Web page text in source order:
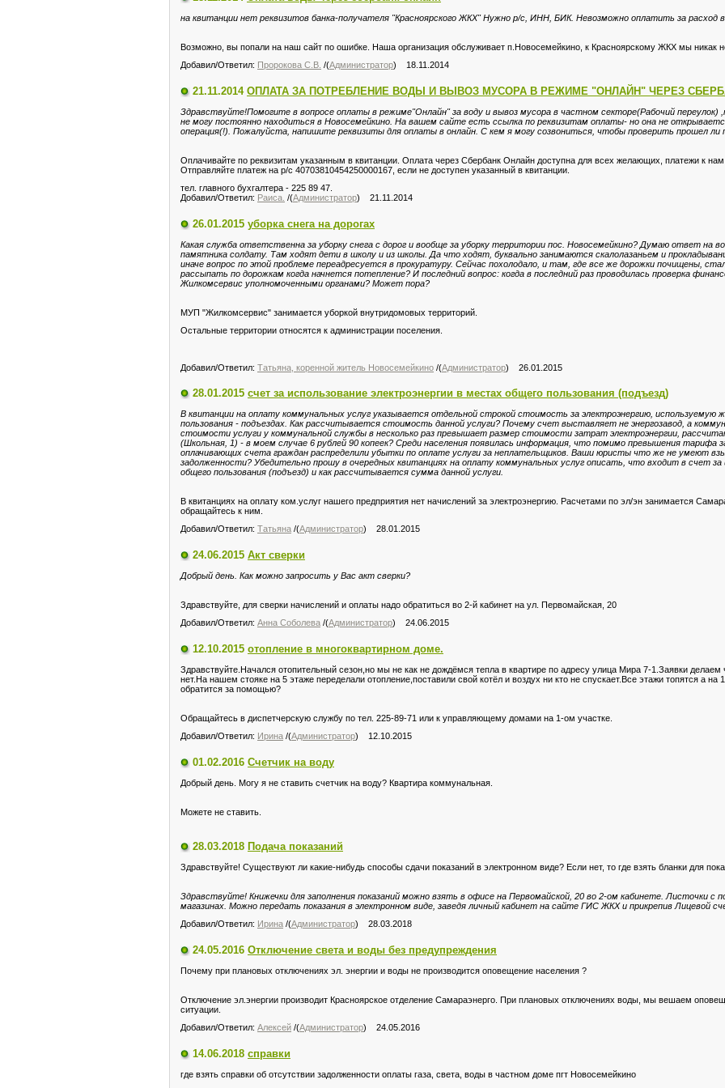
на квитанции нет реквизитов банка-получателя "Красноярского ЖКХ" Нужно р/с, ИНН, БИК. Невозможно оплатить за расход
Возможно, вы попали на наш сайт по ошибке. Наша организация обслуживает п.Новосемейкино, к Красноярскому ЖКХ мы никак
Добавил/Ответил: Пророкова С.В. /(Администратор) 18.11.2014
21.11.2014 ОПЛАТА ЗА ПОТРЕБЛЕНИЕ ВОДЫ И ВЫВОЗ МУСОРА В РЕЖИМЕ "ОНЛАЙН" ЧЕРЕЗ
Здравствуйте!Помогите в вопросе оплаты в режиме"Онлайн" за воду и вывоз мусора в частном секторе(Рабочий переулок)
не могу постоянно находиться в Новосемейкино. На вашем сайте есть ссылка по реквизитам оплаты- но она не
операция(!). Пожалуйста, напишите реквизиты для оплаты в онлайн. С кем я могу созвониться, чтобы проверить прошел
Оплачивайте по реквизитам указанным в квитанции. Оплата через Сбербанк Онлайн доступна для всех желающих, платежи к нам
Отправляйте платеж на р/с 40703810454250000167, если не доступен указанный в квитанции.
тел. главного бухгалтера - 225 89 47.
Добавил/Ответил: Раиса. /(Администратор) 21.11.2014
26.01.2015 уборка снега на дорогах
Какая служба ответственна за уборку снега с дорог и вообще за уборку территории пос. Новосемейкино? Думаю ответ на
памятника солдату. Там ходят дети в школу и из школы. Да что ходят, буквально занимаются скалолазаньем и
иначе вопрос по этой проблеме переадресуется в прокуратуру. Сейчас похолодало, и там, где все же дорожки почищены,
рассыпать по дорожкам когда начнется потепление? И последний вопрос: когда в последний раз проводилась проверка
Жилкомсервис уполномоченными органами? Может пора?
МУП "Жилкомсервис" занимается уборкой внутридомовых территорий.
Остальные территории относятся к администрации поселения.
Добавил/Ответил: Татьяна, коренной житель Новосемейкино /(Администратор) 26.01.2015
28.01.2015 счет за использование электроэнергии в местах общего пользования (подъезд)
В квитанции на оплату коммунальных услуг указывается отдельной строкой стоимость за электроэнергию, используемую
пользования - подъездах. Как рассчитывается стоимость данной услуги? Почему счет выставляет не энергозавод, а
стоимости услуги у коммунальной службы в несколько раз превышает размер стоимости затрат электроэнергии,
(Школьная, 1) - в моем случае 6 рублей 90 копеек? Среди населения появилась информация, что помимо превышения тарифа
оплачивающих счета граждан распределили убытки по оплате услуги за неплательщиков. Ваши юристы что же не умеют
задолженности? Убедительно прошу в очередных квитанциях на оплату коммунальных услуг описать, что входит в счет за
общего пользования (подъезд) и как рассчитывается сумма данной услуги.
В квитанциях на оплату ком.услуг нашего предприятия нет начислений за электроэнергию. Расчетами по эл/эн занимается
обращайтесь к ним.
Добавил/Ответил: Татьяна /(Администратор) 28.01.2015
24.06.2015 Акт сверки
Добрый день. Как можно запросить у Вас акт сверки?
Здравствуйте, для сверки начислений и оплаты надо обратиться во 2-й кабинет на ул. Первомайская, 20
Добавил/Ответил: Анна Соболева /(Администратор) 24.06.2015
12.10.2015 отопление в многоквартирном доме.
Здравствуйте.Начался отопительный сезон,но мы не как не дождёмся тепла в квартире по адресу улица Мира 7-1.Заявки делаем
нет.На нашем стояке на 5 этаже переделали отопление,поставили свой котёл и воздух ни кто не спускает.Все этажи топятся а на
обратится за помощью?
Обращайтесь в диспетчерскую службу по тел. 225-89-71 или к управляющему домами на 1-ом участке.
Добавил/Ответил: Ирина /(Администратор) 12.10.2015
01.02.2016 Счетчик на воду
Добрый день. Могу я не ставить счетчик на воду? Квартира коммунальная.
Можете не ставить.
28.03.2018 Подача показаний
Здравствуйте! Существуют ли какие-нибудь способы сдачи показаний в электронном виде? Если нет, то где взять бланки для
Здравствуйте! Книжечки для заполнения показаний можно взять в офисе на Первомайской, 20 во 2-ом кабинете. Листочки с
магазинах. Можно передать показания в электронном виде, заведя личный кабинет на сайте ГИС ЖКХ и прикрепив Лицевой
Добавил/Ответил: Ирина /(Администратор) 28.03.2018
24.05.2016 Отключение света и воды без предупреждения
Почему при плановых отключениях эл. энергии и воды не производится оповещение населения ?
Отключение эл.энергии производит Красноярское отделение Самараэнерго. При плановых отключениях воды, мы вешаем
ситуации.
Добавил/Ответил: Алексей /(Администратор) 24.05.2016
14.06.2018 справки
где взять справки об отсутствии задолженности оплаты газа, света, воды в частном доме пгт Новосемейкино